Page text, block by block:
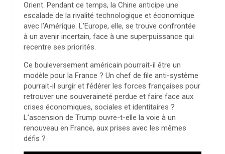
Orient. Pendant ce temps, la Chine anticipe une
escalade de la rivalité technologique et économique
avec l’Amérique. L’Europe, elle, se trouve confrontée
à un avenir incertain, face à une superpuissance qui
recentre ses priorités.
Ce bouleversement américain pourrait-il être un
modèle pour la France ? Un chef de file anti-système
pourrait-il surgir et fédérer les forces françaises pour
retrouver une souveraineté perdue et faire face aux
crises économiques, sociales et identitaires ?
L’ascension de Trump ouvre-t-elle la voie à un
renouveau en France, aux prises avec les mêmes
défis ?